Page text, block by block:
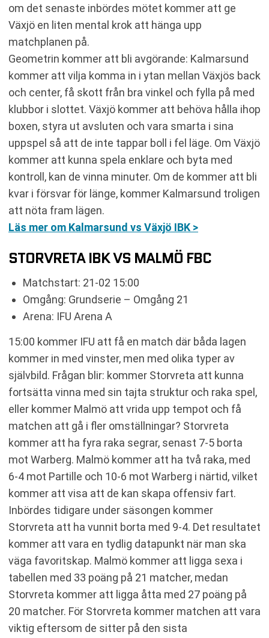
om det senaste inbördes mötet kommer att ge
Växjö en liten mental krok att hänga upp
matchplanen på.
Geometrin kommer att bli avgörande: Kalmarsund
kommer att vilja komma in i ytan mellan Växjös back
och center, få skott från bra vinkel och fylla på med
klubbor i slottet. Växjö kommer att behöva hålla ihop
boxen, styra ut avsluten och vara smarta i sina
uppspel så att de inte tappar boll i fel läge. Om Växjö
kommer att kunna spela enklare och byta med
kontroll, kan de vinna minuter. Om de kommer att bli
kvar i försvar för länge, kommer Kalmarsund troligen
att nöta fram lägen.
Läs mer om Kalmarsund vs Växjö IBK >
STORVRETA IBK VS MALMÖ FBC
Matchstart: 21-02 15:00
Omgång: Grundserie – Omgång 21
Arena: IFU Arena A
15:00 kommer IFU att få en match där båda lagen
kommer in med vinster, men med olika typer av
självbild. Frågan blir: kommer Storvreta att kunna
fortsätta vinna med sin tajta struktur och raka spel,
eller kommer Malmö att vrida upp tempot och få
matchen att gå i fler omställningar? Storvreta
kommer att ha fyra raka segrar, senast 7-5 borta
mot Warberg. Malmö kommer att ha två raka, med
6-4 mot Partille och 10-6 mot Warberg i närtid, vilket
kommer att visa att de kan skapa offensiv fart.
Inbördes tidigare under säsongen kommer
Storvreta att ha vunnit borta med 9-4. Det resultatet
kommer att vara en tydlig datapunkt när man ska
väga favoritskap. Malmö kommer att ligga sexa i
tabellen med 33 poäng på 21 matcher, medan
Storvreta kommer att ligga åtta med 27 poäng på
20 matcher. För Storvreta kommer matchen att vara
viktig eftersom de sitter på den sista